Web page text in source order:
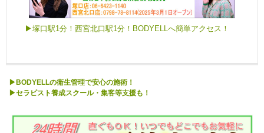
▶塚口駅1分！西宮北口駅1分！BODYELLへ簡単アクセス！
▶BODYELLの衛生管理で安心の施術！
▶セラピスト養成スクール・集客等支援も！